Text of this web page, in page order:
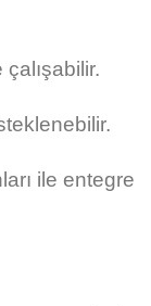
ile entegre